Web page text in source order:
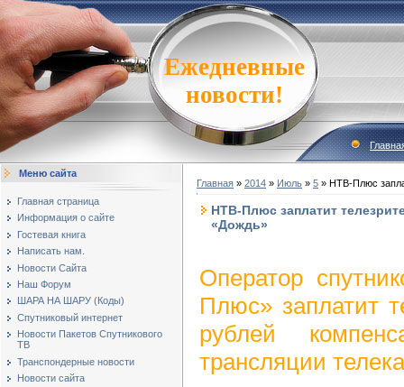
Ежедневные
новости!
Меню сайта
Главная страница
Информация о сайте
Гостевая книга
Написать нам.
Новости Сайта
Наш Форум
ШАРА НА ШАРУ (Коды)
Спутниковый интернет
Новости Пакетов Спутникового
ТВ
Транспондерные новости
Новости сайта
Главная » 2014 » Июль » 5 » НТВ-Плюс
НТВ-Плюс заплатит
«Дождь»
Оператор
Плюс» заплатит
рублей
трансляции